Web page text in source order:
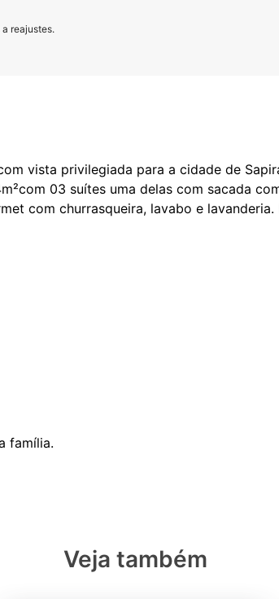
reajustes.
vista privilegiada para a cidade de
03 suítes uma delas com sacada
com churrasqueira, lavabo e
família.
Veja também